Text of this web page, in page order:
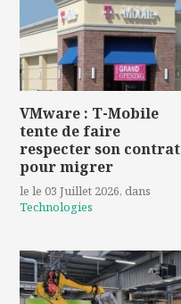
VMware : T-Mobile
tente de faire
respecter son contrat
pour migrer
le le 03 Juillet 2026, dans
Technologies